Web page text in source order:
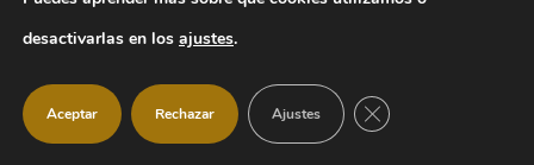
Municipal queda aplazada
incidencia técnica
11 junio, 2026
desactivarlas en los ajustes.
Aceptar Rechazar Ajustes CERRAR EL